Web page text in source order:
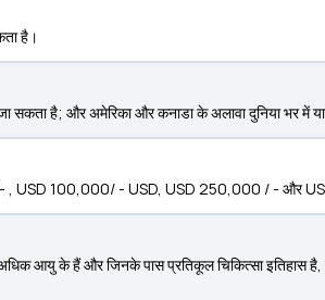
है।
सकता है; और अमेरिका और कनाडा के अलावा दुनिया भर में
, USD 100,000/ - USD, USD 250,000 / - और
आयु के हैं और जिनके पास प्रतिकूल चिकित्सा इतिहास है,